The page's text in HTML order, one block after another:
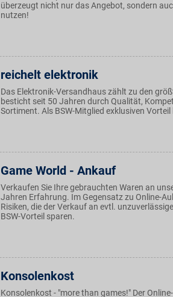
überzeugt nicht nur das Angebot, sondern
nutzen!
reichelt elektronik
Das Elektronik-Versandhaus zählt zu den
besticht seit 50 Jahren durch Qualität,
Sortiment. Als BSW-Mitglied exklusiven
Game World - Ankauf
Verkaufen Sie Ihre gebrauchten Waren an
Jahren Erfahrung. Im Gegensatz zu Online-
Risiken, die der Verkauf an evtl.
BSW-Vorteil sparen.
Konsolenkost
Konsolenkost - "more than games!" Der